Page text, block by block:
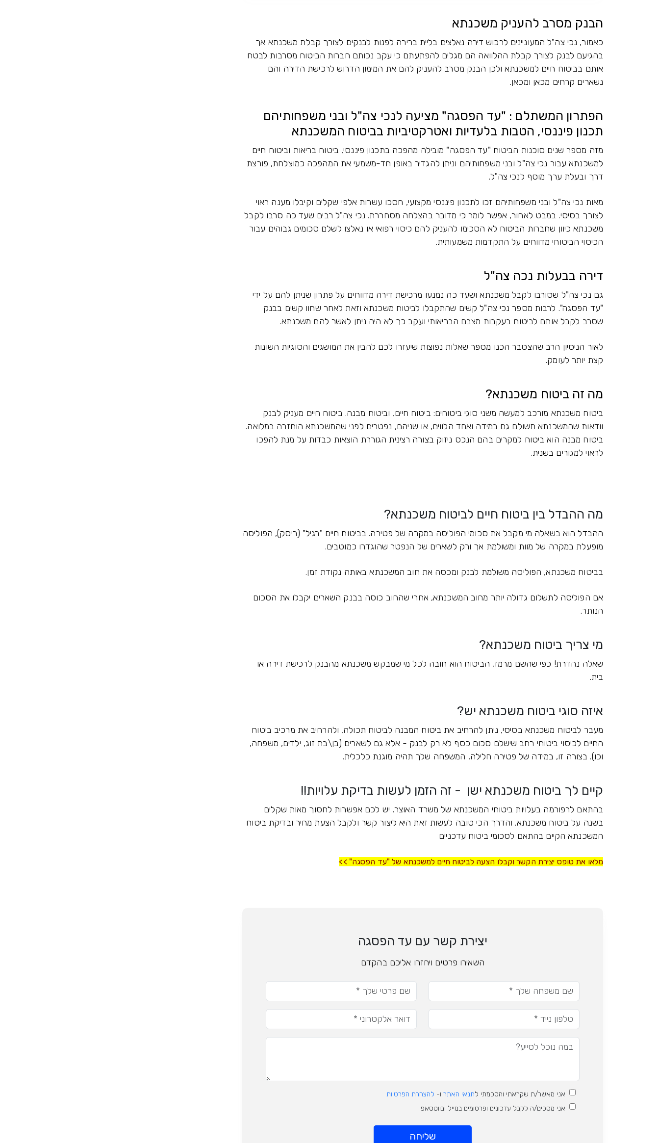
הבנק מסרב להעניק משכנתא
כאמור, נכי צה"ל המעוניינים לרכוש דירה נאלצים בליית ברירה לפנות לבנקים לצורך קבלת משכנתא אך
בהגיעם לבנק לצורך קבלת ההלוואה הם מגלים להפתעתם כי עקב נכותם חברות הביטוח מסרבות לבטח
אותם בביטוח חיים למשכנתא ולכן הבנק מסרב להעניק להם את המימון הדרוש לרכישת הדירה והם
נשארים קרחים מכאן ומכאן.
הפתרון המשתלם : "עד הפסגה" מציעה לנכי צה"ל ובני משפחותיהם
תכנון פיננסי, הטבות בלעדיות ואטרקטיביות בביטוח המשכנתא
מזה מספר שנים סוכנות הביטוח "עד הפסגה" מובילה מהפכה בתכנון פיננסי, ביטוח בריאות וביטוח חיים
למשכנתא עבור נכי צה"ל ובני משפחותיהם וניתן להגדיר באופן חד-משמעי את המהפכה כמוצלחת, פורצת
דרך ובעלת ערך מוסף לנכי צה"ל.
מאות נכי צה"ל ובני משפחותיהם זכו לתכנון פיננסי מקצועי, חסכו עשרות אלפי שקלים וקיבלו מענה ראוי
לצורך בסיסי. במבט לאחור, אפשר לומר כי מדובר בהצלחה מסחררת. נכי צה"ל רבים שעד כה סרבו לקבל
משכנתא כיוון שחברות הביטוח לא הסכימו להעניק להם כיסוי רפואי או נאלצו לשלם סכומים גבוהים עבור
הכיסוי הביטוחי מדווחים על התקדמות משמעותית.
דירה בבעלות נכה צה"ל
גם נכי צה"ל שסורבו לקבל משכנתא ושעד כה נמנעו מרכישת דירה מדווחים על פתרון שניתן להם על ידי
"עד הפסגה". לרבות מספר נכי צה"ל קשים שהתקבלו לביטוח משכנתא וזאת לאחר שחוו קשים בבנק
שסרב לקבל אותם לביטוח בעקבות מצבם הבריאותי ועקב כך לא היה ניתן לאשר להם משכנתא.
לאור הניסיון הרב שהצטבר הכנו מספר שאלות נפוצות שיעזרו לכם להבין את המושגים והסוגיות השונות
קצת יותר לעומק.
מה זה ביטוח משכנתא?
ביטוח משכנתא מורכב למעשה משני סוגי ביטוחים: ביטוח חיים, וביטוח מבנה. ביטוח חיים מעניק לבנק
וודאות שהמשכנתא תשולם גם במידה ואחד הלווים, או שניהם, נפטרים לפני שהמשכנתא הוחזרה במלואה.
ביטוח מבנה הוא ביטוח למקרים בהם הנכס ניזוק בצורה רצינית הגוררת הוצאות כבדות על מנת להפכו
לראוי למגורים בשנית.
מה ההבדל בין ביטוח חיים לביטוח משכנתא?
ההבדל הוא בשאלה מי מקבל את סכומי הפוליסה במקרה של פטירה. בביטוח חיים "רגיל" (ריסק), הפוליסה
מופעלת במקרה של מוות ומשולמת אך ורק לשארים של הנפטר שהוגדרו כמוטבים.
בביטוח משכנתא, הפוליסה משולמת לבנק ומכסה את חוב המשכנתא באותה נקודת זמן.
אם הפוליסה לתשלום גדולה יותר מחוב המשכנתא, אחרי שהחוב כוסה בבנק השארים יקבלו את הסכום
הנותר.
מי צריך ביטוח משכנתא?
שאלה נהדרת! כפי שהשם מרמז, הביטוח הוא חובה לכל מי שמבקש משכנתא מהבנק לרכישת דירה או
בית.
איזה סוגי ביטוח משכנתא יש?
מעבר לביטוח משכנתא בסיסי, ניתן להרחיב את ביטוח המבנה לביטוח תכולה, ולהרחיב את מרכיב ביטוח
החיים לכיסוי ביטוחי רחב שישלם סכום כסף לא רק לבנק - אלא גם לשארים (בן\בת זוג, ילדים, משפחה,
וכו). בצורה זו, במידה של פטירה חלילה, המשפחה שלך תהיה מוגנת כלכלית.
קיים לך ביטוח משכנתא ישן - זה הזמן לעשות בדיקת עלויות!!
בהתאם לרפורמה בעלויות ביטוחי המשכנתא של משרד האוצר, יש לכם אפשרות לחסוך מאות שקלים
בשנה על ביטוח משכנתא. והדרך הכי טובה לעשות זאת היא ליצור קשר ולקבל הצעת מחיר ובדיקת ביטוח
המשכנתא הקיים בהתאם לסכומי ביטוח עדכניים
מלאו את טופס יצירת הקשר וקבלו הצעה לביטוח חיים למשכנתא של "עד הפסגה" >>
יצירת קשר עם עד הפסגה
השאירו פרטים ויחזרו אליכם בהקדם
אני מאשר/ת שקראתי והסכמתי לתנאי האתר ו- להצהרת הפרטיות
אני מסכים/ה לקבל עדכונים ופרסומים במייל ובווטסאפ
שליחה